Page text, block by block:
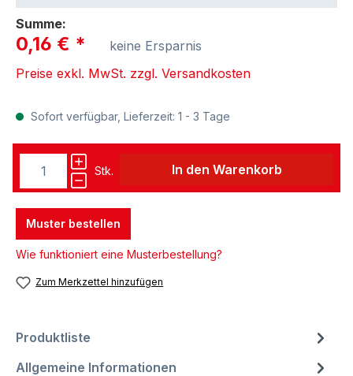
Summe:
0,16 € *
keine Ersparnis
Preise exkl. MwSt. zzgl. Versandkosten
Sofort verfügbar, Lieferzeit: 1 - 3 Tage
Stk. In den Warenkorb
Muster bestellen
Wie funktioniert eine Musterbestellung?
Zum Merkzettel hinzufügen
Produktliste
Allgemeine Informationen